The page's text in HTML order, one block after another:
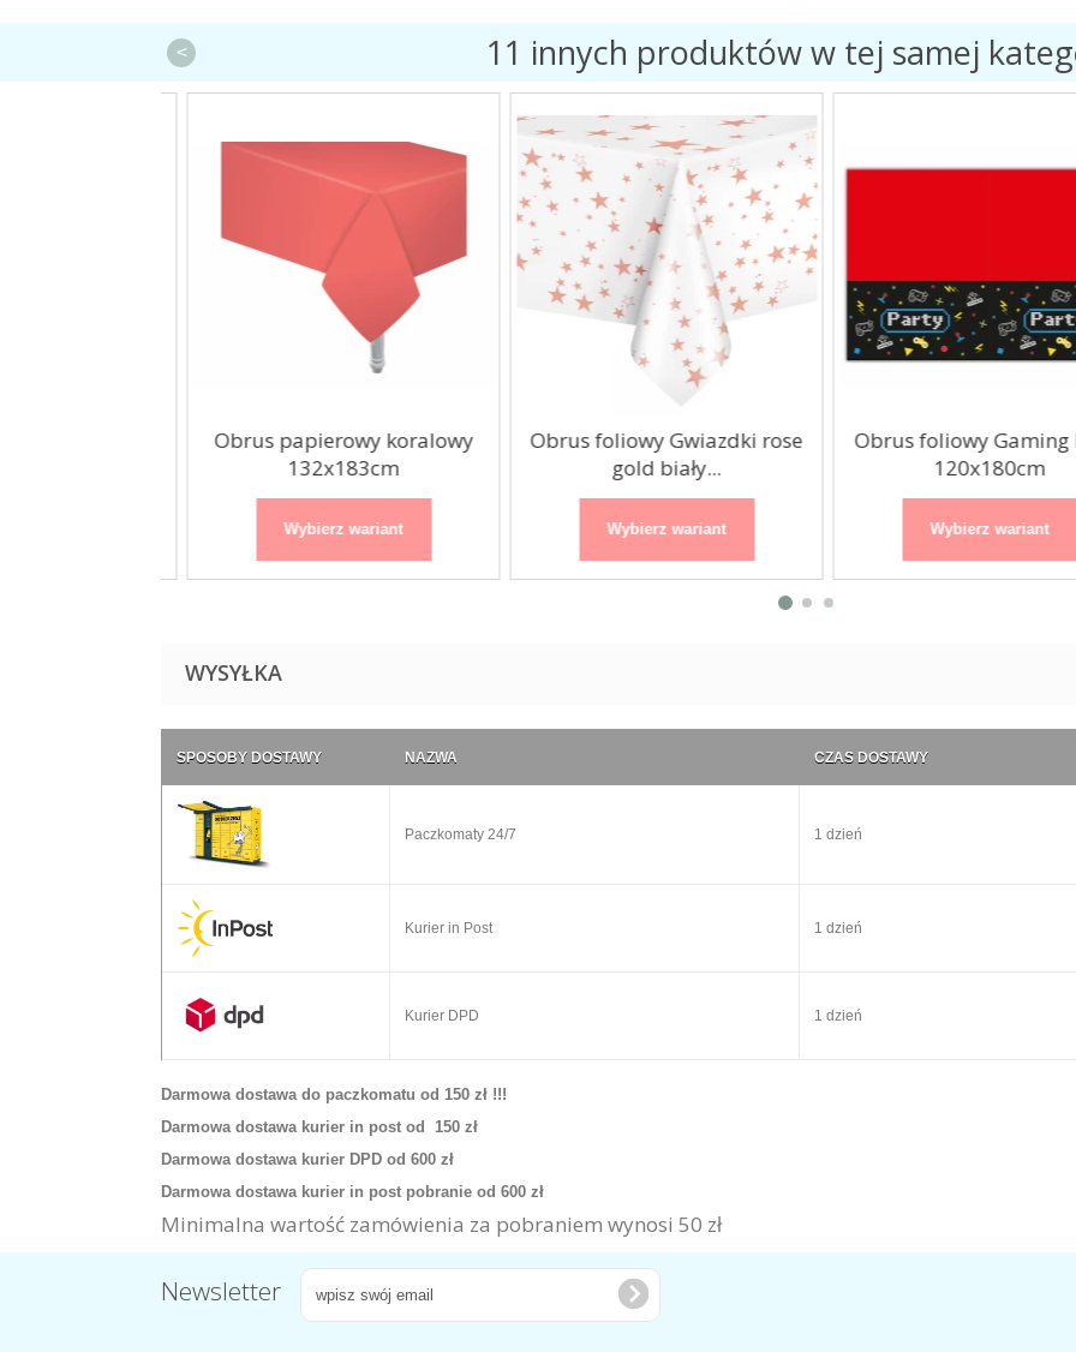
11 innych produktów w tej samej
Obrus papierowy koralowy
132x183cm
Wybierz wariant
Obrus foliowy Gwiazdki rose
gold biały...
Wybierz wariant
Obrus foliowy Gaming
120x180cm
Wybierz wariant
<
WYSYŁKA
SPOSOBY DOSTAWY NAZWA CZAS DOSTAWY
Paczkomaty 24/7 1 dzień
Kurier in Post 1 dzień
Kurier DPD 1 dzień
Darmowa dostawa do paczkomatu od 150 zł !!!
Darmowa dostawa kurier in post od 150 zł
Darmowa dostawa kurier DPD od 600 zł
Darmowa dostawa kurier in post pobranie od 600 zł
Minimalna wartość zamówienia za pobraniem wynosi 50 zł
Newsletter